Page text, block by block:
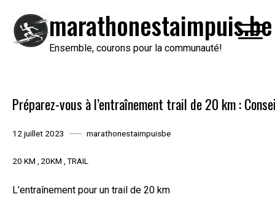
contenu
marathonestaimpuis.be
Ensemble, courons pour la communauté!
Préparez-vous à l’entraînement trail de 20 km :
12 juillet 2023 marathonestaimpuisbe
20 KM 20KM TRAIL
L’entraînement pour un trail de 20 km